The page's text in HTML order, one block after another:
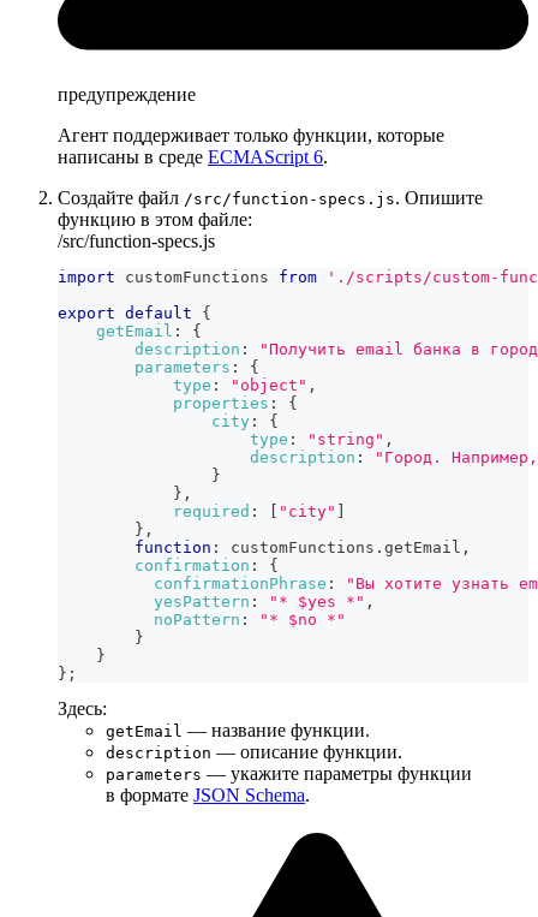
предупреждение
Агент поддерживает только функции, которые
написаны в среде ECMAScript 6.
Создайте файл /src/function-specs.js. Опишите
функцию в этом файле:
/src/function-specs.js
import customFunctions from
'./scripts/custom-
export default
{
getEmail :
{
description :
"Получить email банка в
parameters :
{
type : "object" ,
properties :
{
city :
{
type : "string" ,
description :
"Город.
}
} ,
required : [ "city" ]
} ,
function : customFunctions . getEmail ,
confirmation :
{
confirmationPhrase :
"Вы хотите узнать
yesPattern : "* $yes *" ,
noPattern :
"* $no *"
}
}
} ;
Здесь:
getEmail — название функции.
description — описание функции.
parameters — укажите параметры функции
в формате JSON Schema.